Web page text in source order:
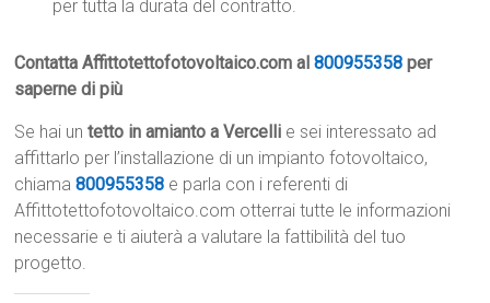
per tutta la durata del contratto.
Contatta Affittotettofotovoltaico.com al800955358 per
saperne di più
Se hai untetto in amianto a Vercelli e sei interessato ad
affittarlo per l’installazione di un impianto fotovoltaico,
chiama800955358 e parla con i referenti di
Affittotettofotovoltaico.com otterrai tutte le informazioni
necessarie e ti aiuterà a valutare la fattibilità del tuo
progetto.